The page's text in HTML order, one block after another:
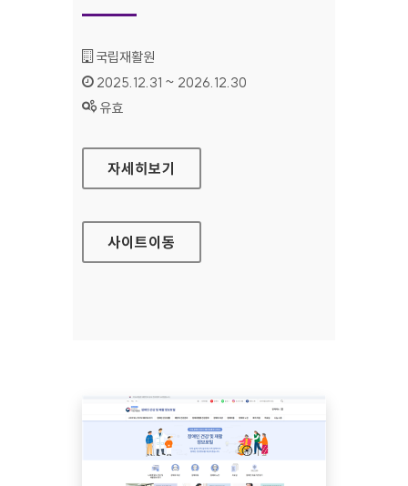
기관명 :
국립재활원
인증기간 :
2025.12.31 ~ 2026.12.30
상태 :
유효
국립재활원 교육지원
자세히보기
사이트이동